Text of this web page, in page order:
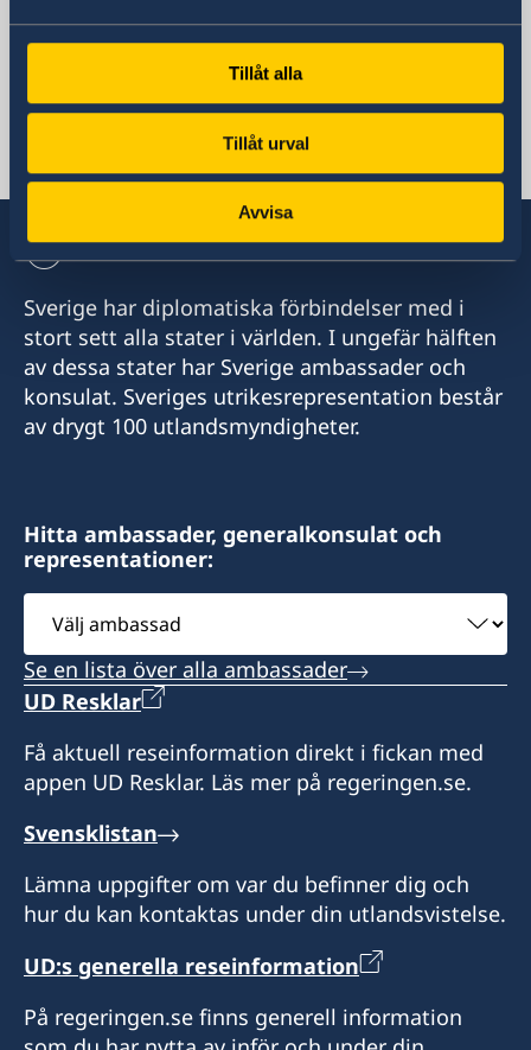
Tillåt alla
Tillåt urval
Avvisa
Sveriges ambassad
Sverige har diplomatiska förbindelser med i
stort sett alla stater i världen. I ungefär hälften
av dessa stater har Sverige ambassader och
konsulat. Sveriges utrikesrepresentation består
av drygt 100 utlandsmyndigheter.
Hitta ambassader, generalkonsulat och
representationer:
Välj
ambassad
Se en lista över alla ambassader
UD Resklar
Få aktuell reseinformation direkt i fickan med
appen UD Resklar. Läs mer på regeringen.se.
Svensklistan
Lämna uppgifter om var du befinner dig och
hur du kan kontaktas under din utlandsvistelse.
UD:s generella reseinformation
På regeringen.se finns generell information